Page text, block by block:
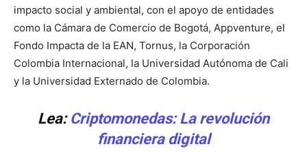
impacto social y ambiental, con el apoyo de entidades
como la Cámara de Comercio de Bogotá, Appventure, el
Fondo Impacta de la EAN, Tornus, la Corporación
Colombia Internacional, la Universidad Autónoma de Cali
y la Universidad Externado de Colombia.
Lea: Criptomonedas: La revolución
financiera digital